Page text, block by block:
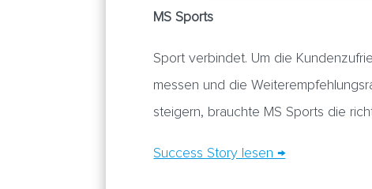
MS Sports
Sport verbindet. Um die
messen und die
steigern, brauchte MS Sports die
Success Story lesen →